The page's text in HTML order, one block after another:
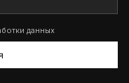
данных